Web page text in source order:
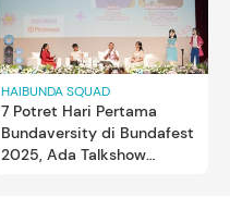
HAIBUNDA SQUAD
7 Potret Hari Pertama
Bundaversity di Bundafest
2025, Ada Talkshow